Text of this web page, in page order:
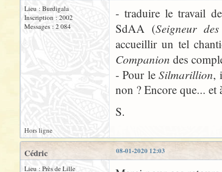
Lieu : Burdigala
Inscription : 2002
Messages : 2 084
- traduire le travail
SdAA (Seigneur
accueillir un tel
Companion des
- Pour leSilmarillion,
non ? Encore que...
S.
Hors ligne
08-01-2020 12:03
Cédric
Lieu : Près de Lille